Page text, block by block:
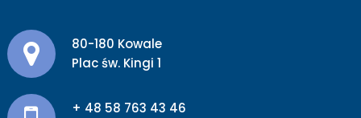
Adres pocztowy:
80-180 Kowale
Plac św. Kingi 1
+ 48 58 763 43 46